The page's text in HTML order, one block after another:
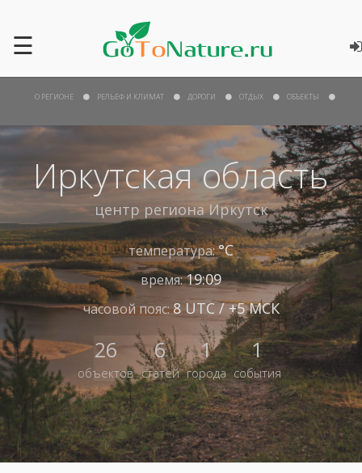
☰
Иркутская область
центр регионаИркутск
температура:°С
время:19:09
часовой пояс:8 UTC / +5 МСК
26
объектов
6
статей
1
города
1
события
О РЕГИОНЕ РЕЛЬЕФ И КЛИМАТ ДОРОГИ ОТДЫХ ОБЪЕКТЫ